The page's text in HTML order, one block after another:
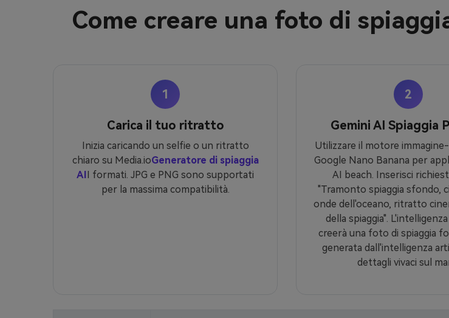
Come creare una foto di
1
Carica il tuo ritratto
Inizia caricando un selfie o un ritratto
chiaro su Media.ioGeneratore di spiaggia
AII formati. JPG e PNG sono supportati
per la massima compatibilità.
2
Gemini AI Spiaggia
Utilizzare il motore
Google Nano Banana per
AI beach. Inserisci
"Tramonto spiaggia sfondo,
onde dell'oceano, ritratto
della spiaggia".
creerà una foto di spiaggia
generata dall'intelligenza
dettagli vivaci sul